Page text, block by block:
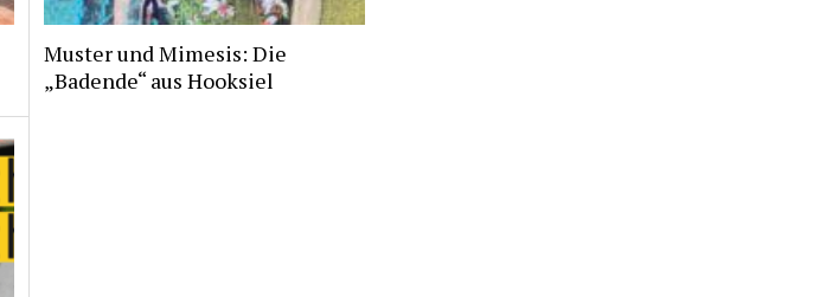
Muster und Mimesis: Die
„Badende“ aus Hooksiel